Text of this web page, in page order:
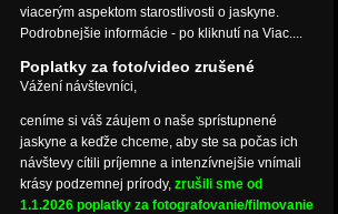
viacerým aspektom starostlivosti o jaskyne.
Podrobnejšie informácie - po kliknutí na Viac....
Poplatky za foto/video zrušené
Vážení návštevníci,
ceníme si váš záujem o naše sprístupnené
jaskyne a keďže chceme, aby ste sa počas ich
návštevy cítili príjemne a intenzívnejšie vnímali
krásy podzemnej prírody, zrušili sme od
1.1.2026 poplatky za fotografovanie/filmovanie